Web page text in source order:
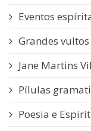
Eventos
Grandes
Jane Martins
Pílulas
Poesia e